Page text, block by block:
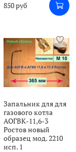
850 руб
Запальник для для
газового котла
АОГВК-11,6-3
Ростов новый
образец мод. 2210
исп. 1